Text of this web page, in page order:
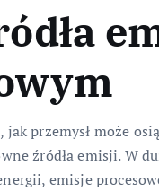
przemysł może
źródła emisji. W
emisje